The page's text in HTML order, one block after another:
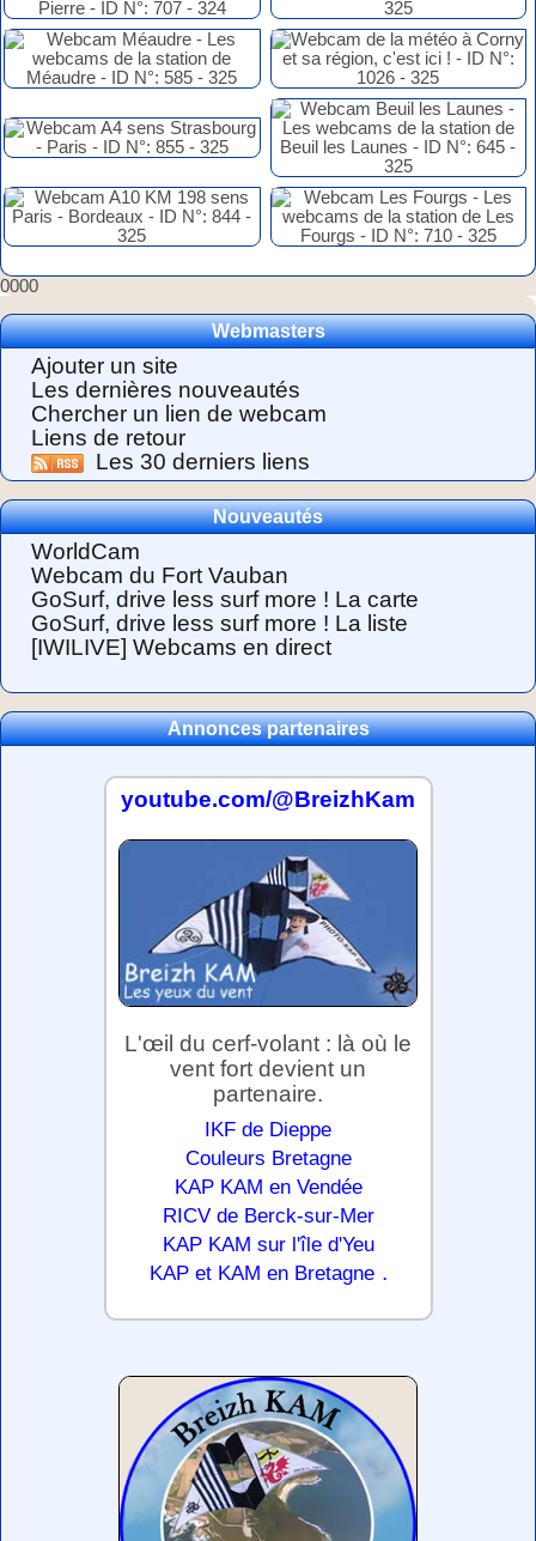
0000
Webmasters
Ajouter un site
Les dernières nouveautés
Chercher un lien de webcam
Liens de retour
Les 30 derniers liens
Nouveautés
WorldCam
Webcam du Fort Vauban
GoSurf, drive less surf more ! La carte
GoSurf, drive less surf more ! La liste
[IWILIVE] Webcams en direct
Annonces partenaires
youtube.com/@BreizhKam
L'œil du cerf-volant : là où le
vent fort devient un
partenaire.
IKF de Dieppe
Couleurs Bretagne
KAP KAM en Vendée
RICV de Berck-sur-Mer
KAP KAM sur l'île d'Yeu
KAP et KAM en Bretagne .